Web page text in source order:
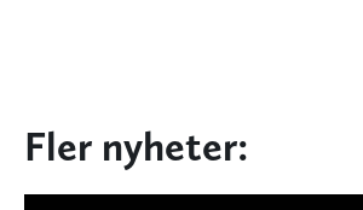
Fler nyheter: